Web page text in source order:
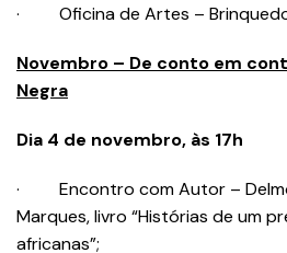
· Oficina de Artes –
Novembro – De conto em
Negra
Dia 4 de novembro, às 17h
· Encontro com Autor –
Marques, livro “Histórias de um
africanas”;